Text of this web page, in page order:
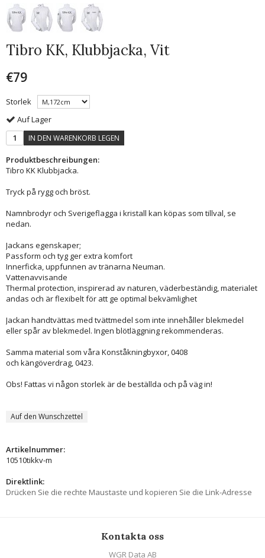
Tibro KK, Klubbjacka, Vit
€79
Storlek
Auf Lager
IN DEN WARENKORB LEGEN
Produktbeschreibungen:
Tibro KK Klubbjacka.
Tryck på rygg och bröst.
Namnbrodyr och Sverigeflagga i kristall kan köpas som tillval, se
nedan.
Jackans egenskaper;
Passform och tyg ger extra komfort
Innerficka, uppfunnen av tränarna Neuman.
Vattenavvisande
Thermal protection, inspirerad av naturen, väderbeständig, materialet
andas och är flexibelt för att ge optimal bekvämlighet
Jackan handtvättas med tvättmedel som inte innehåller blekmedel
eller spår av blekmedel. Ingen blötläggning rekommenderas.
Samma material som våra Konståkningbyxor, 0408
och kängöverdrag, 0423.
Obs! Fattas vi någon storlek är de beställda och på väg in!
Auf den Wunschzettel
Artikelnummer:
10510tikkv-m
Direktlink:
Drücken Sie die rechte Maustaste und kopieren Sie die Link-Adresse
Kontakta oss
WGR Data AB